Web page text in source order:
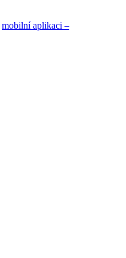
mobilní aplikaci –